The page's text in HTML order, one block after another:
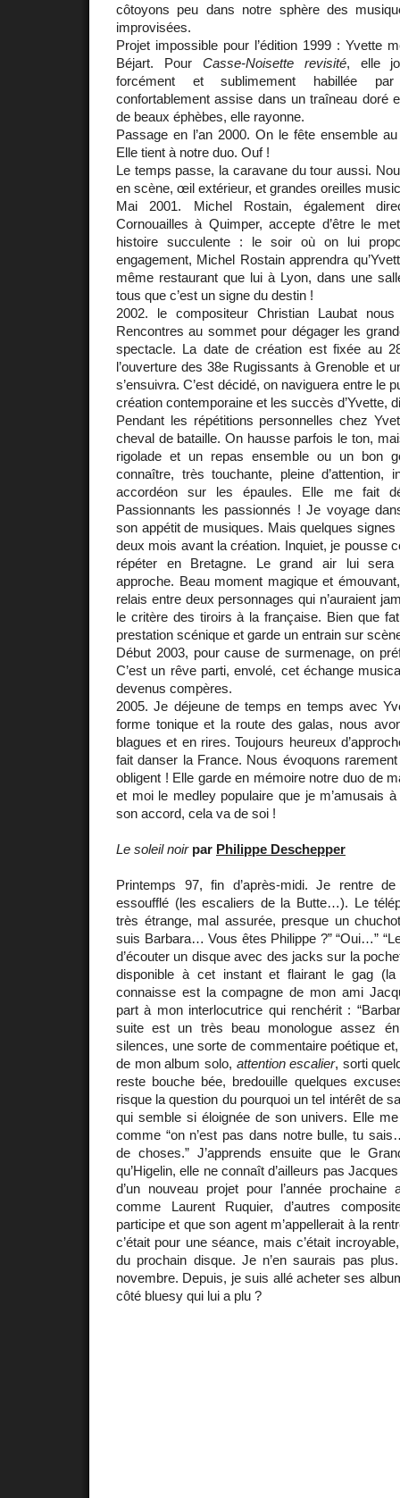
côtoyons peu dans notre sphère des
improvisées.
Projet impossible pour l’édition 1999 : Yvette
Béjart. Pour Casse-Noisette revisité, elle
forcément et sublimement habillée par
confortablement assise dans un traîneau doré
de beaux éphèbes, elle rayonne.
Passage en l’an 2000. On le fête ensemble
Elle tient à notre duo. Ouf !
Le temps passe, la caravane du tour aussi.
en scène, œil extérieur, et grandes oreilles
Mai 2001. Michel Rostain, également
Cornouailles à Quimper, accepte d’être le
histoire succulente : le soir où on lui
engagement, Michel Rostain apprendra
même restaurant que lui à Lyon, dans une
tous que c’est un signe du destin !
2002. le compositeur Christian Laubat
Rencontres au sommet pour dégager les
spectacle. La date de création est fixée au
l’ouverture des 38e Rugissants à Grenoble et
s’ensuivra. C’est décidé, on naviguera entre le
création contemporaine et les succès d’Yvette,
Pendant les répétitions personnelles chez
cheval de bataille. On hausse parfois le ton,
rigolade et un repas ensemble ou un bon
connaître, très touchante, pleine d’attention,
accordéon sur les épaules. Elle me fait
Passionnants les passionnés ! Je voyage
son appétit de musiques. Mais quelques
deux mois avant la création. Inquiet, je pousse
répéter en Bretagne. Le grand air lui sera
approche. Beau moment magique et
relais entre deux personnages qui n’auraient
le critère des tiroirs à la française. Bien que
prestation scénique et garde un entrain sur
Début 2003, pour cause de surmenage, on
C’est un rêve parti, envolé, cet échange
devenus compères.
2005. Je déjeune de temps en temps avec
forme tonique et la route des galas, nous
blagues et en rires. Toujours heureux
fait danser la France. Nous évoquons
obligent ! Elle garde en mémoire notre duo de
et moi le medley populaire que je m’amusais à
son accord, cela va de soi !
Le soleil noir par Philippe Deschepper
Printemps 97, fin d’après-midi. Je rentre
essoufflé (les escaliers de la Butte…). Le
très étrange, mal assurée, presque un
suis Barbara… Vous êtes Philippe ?” “Oui…”
d’écouter un disque avec des jacks sur la
disponible à cet instant et flairant le gag
connaisse est la compagne de mon ami
part à mon interlocutrice qui renchérit :
suite est un très beau monologue assez
silences, une sorte de commentaire poétique
de mon album solo, attention escalier, sorti
reste bouche bée, bredouille quelques
risque la question du pourquoi un tel intérêt de
qui semble si éloignée de son univers. Elle
comme “on n’est pas dans notre bulle, tu
de choses.” J’apprends ensuite que le
qu’Higelin, elle ne connaît d’ailleurs pas
d’un nouveau projet pour l’année prochaine
comme Laurent Ruquier, d’autres
participe et que son agent m’appellerait à la
c’était pour une séance, mais c’était
du prochain disque. Je n’en saurais pas
novembre. Depuis, je suis allé acheter ses
côté bluesy qui lui a plu ?